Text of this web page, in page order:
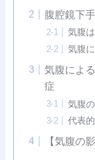
腹腔鏡下
気腹
気腹
気腹によ
症
気腹
代表
【気腹の